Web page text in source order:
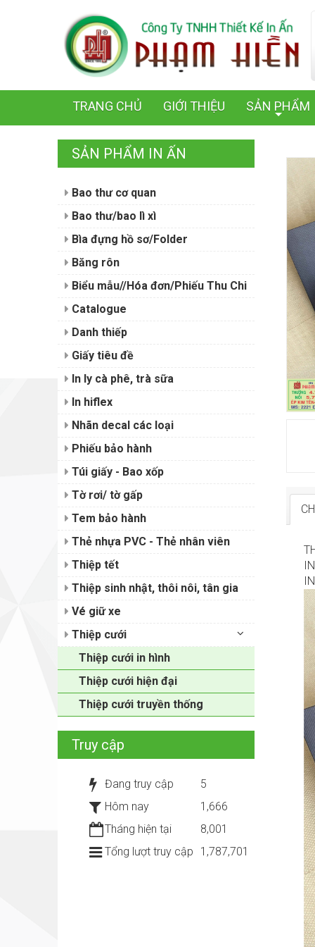
TRANG CHỦ GIỚI THIỆU
+
SẢN PHẨM
SẢN PHẨM IN ẤN
Bao thư cơ quan
Bao thư/bao lì xì
Bìa đựng hồ sơ/Folder
Băng rôn
Biểu mẫu//Hóa đơn/Phiếu Thu Chi
Catalogue
Danh thiếp
Giấy tiêu đề
In ly cà phê, trà sữa
In hiflex
Nhãn decal các loại
Phiếu bảo hành
Túi giấy - Bao xốp
Tờ rơi/ tờ gấp
Tem bảo hành
Thẻ nhựa PVC - Thẻ nhân viên
Thiệp tết
Thiệp sinh nhật, thôi nôi, tân gia
Vé giữ xe
Thiệp cưới
Thiệp cưới in hình
Thiệp cưới hiện đại
Thiệp cưới truyền thống
Truy cập
Đang truy cập
5
Hôm nay
1,666
Tháng hiện tại
8,001
Tổng lượt truy cập
1,787,701